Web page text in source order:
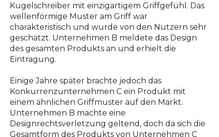
Kugelschreiber mit einzigartigem Griffgefühl. Das
wellenförmige Muster am Griff war
charakteristisch und wurde von den Nutzern sehr
geschätzt. Unternehmen B meldete das Design
des gesamten Produkts an und erhielt die
Eintragung.
Einige Jahre später brachte jedoch das
Konkurrenzunternehmen C ein Produkt mit
einem ähnlichen Griffmuster auf den Markt.
Unternehmen B machte eine
Designrechtsverletzung geltend, doch da sich die
Gesamtform des Produkts von Unternehmen C